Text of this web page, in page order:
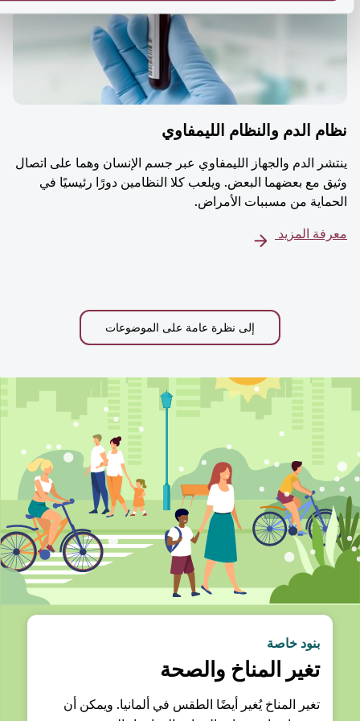
الدم والنظام الليمفاوي
الدم والجهاز الليمفاوي عبر جسم الإنسان وهما على اتصال
مع بعضهما البعض. ويلعب كلا النظامين دورًا رئيسيًا في
من مسببات الأمراض.
المزيد
إلى نظرة عامة على الموضوعات
بنود خاصة
تغير المناخ والصحة
تغير المناخ يُغير أيضًا الطقس في ألمانيا. ويمكن أن